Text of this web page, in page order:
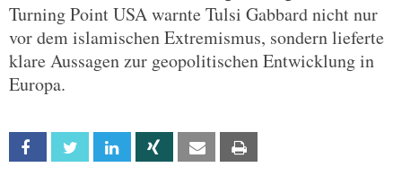
Turning Point USA warnte Tulsi Gabbard nicht nur
vor dem islamischen Extremismus, sondern lieferte
klare Aussagen zur geopolitischen Entwicklung in
Europa.
Facebook Twitter Linkedin Xing Email